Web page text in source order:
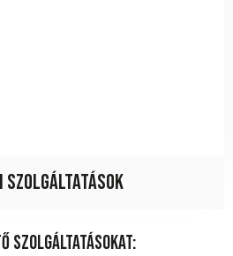
szolgáltatások
szolgáltatásokat: